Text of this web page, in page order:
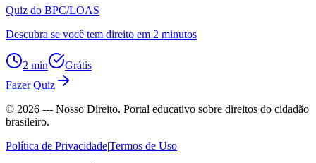
Quiz do BPC/LOAS
Descubra se você tem direito em 2 minutos
2 min
Grátis
Fazer Quiz
© 2026 --- Nosso Direito. Portal educativo sobre direitos do cidadão
brasileiro.
Política de Privacidade|Termos de Uso